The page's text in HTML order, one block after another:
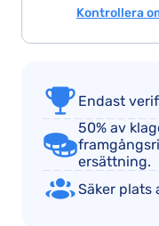
Kontrollera
Endast
50% av
ersättning.
Säker plats